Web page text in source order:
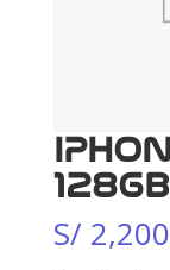
S/